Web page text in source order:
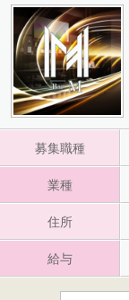
募集職種
業種
住所
給与